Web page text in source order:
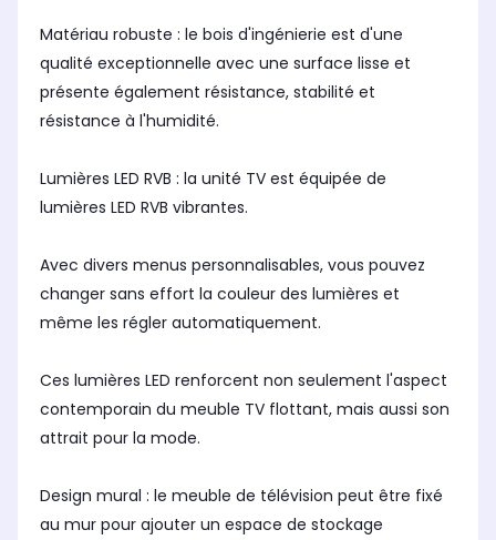
Matériau robuste : le bois d'ingénierie est d'une
qualité exceptionnelle avec une surface lisse et
présente également résistance, stabilité et
résistance à l'humidité.
Lumières LED RVB : la unité TV est équipée de
lumières LED RVB vibrantes.
Avec divers menus personnalisables, vous pouvez
changer sans effort la couleur des lumières et
même les régler automatiquement.
Ces lumières LED renforcent non seulement l'aspect
contemporain du meuble TV flottant, mais aussi son
attrait pour la mode.
Design mural : le meuble de télévision peut être fixé
au mur pour ajouter un espace de stockage